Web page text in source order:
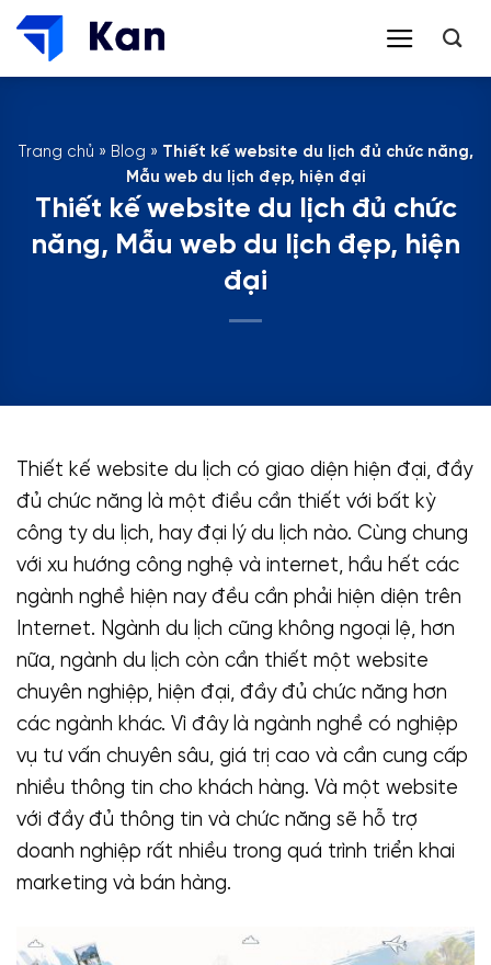
Bỏ
qua
nội
Trang chủ » Blog » Thiết kế website du lịch đủ chức năng,
Mẫu web du lịch đẹp, hiện đại
Thiết kế website du lịch đủ chức
năng, Mẫu web du lịch đẹp, hiện
đại
Thiết kế website du lịch có giao diện hiện đại, đầy
đủ chức năng là một điều cần thiết với bất kỳ
công ty du lịch, hay đại lý du lịch nào. Cùng chung
với xu hướng công nghệ và internet, hầu hết các
ngành nghề hiện nay đều cần phải hiện diện trên
Internet. Ngành du lịch cũng không ngoại lệ, hơn
nữa, ngành du lịch còn cần thiết một website
chuyên nghiệp, hiện đại, đầy đủ chức năng hơn
các ngành khác. Vì đây là ngành nghề có nghiệp
vụ tư vấn chuyên sâu, giá trị cao và cần cung cấp
nhiều thông tin cho khách hàng. Và một website
với đầy đủ thông tin và chức năng sẽ hỗ trợ
doanh nghiệp rất nhiều trong quá trình triển khai
marketing và bán hàng.